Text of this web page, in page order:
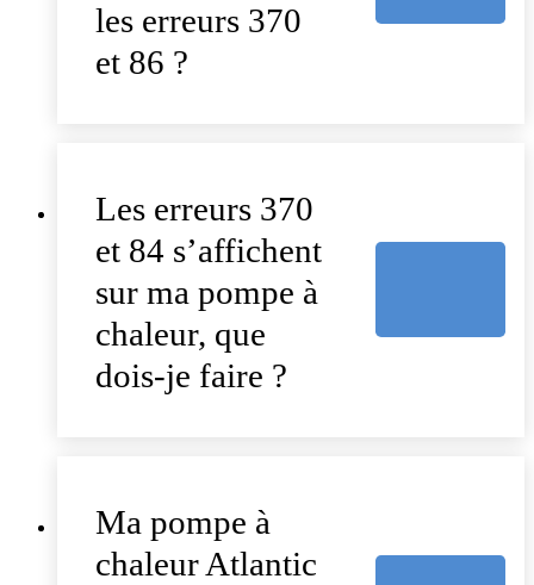
les erreurs 370
et 86 ?
Les erreurs 370
et 84 s’affichent
sur ma pompe à
chaleur, que
dois-je faire ?
Ma pompe à
chaleur Atlantic